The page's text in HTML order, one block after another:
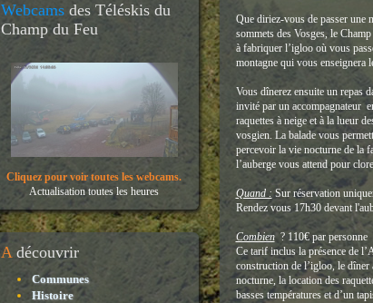
Webcamsdes Téléskis du
Champ du Feu
Cliquez pour voir toutes les webcams.
Actualisation toutes les heures
A découvrir
Communes
Histoire
Que diriez-vous de passer une
sommets des Vosges, le
à fabriquer l’igloo où vous
montagne qui vous enseignera
Vous dînerez ensuite un repas
invité par un accompagnateur
raquettes à neige et à la lueur
vosgien. La balade vous
percevoir la vie nocturne de la
l’auberge vous attend pour
Quand : Sur réservation
Rendez vous 17h30 devant
Combien? 110€ par personne
Ce tarif inclus la présence de
construction de l’igloo, le dîner
nocturne, la location des
basses températures et d’un